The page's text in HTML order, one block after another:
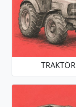
TRAKTÖR